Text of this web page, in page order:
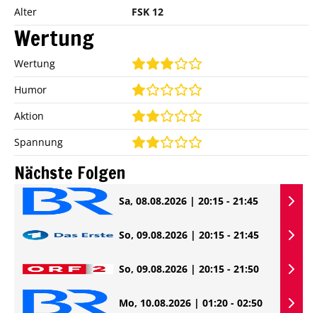
Alter
FSK 12
Wertung
Wertung
Humor
Aktion
Spannung
Nächste Folgen
Sa, 08.08.2026 | 20:15 - 21:45
So, 09.08.2026 | 20:15 - 21:45
So, 09.08.2026 | 20:15 - 21:50
Mo, 10.08.2026 | 01:20 - 02:50